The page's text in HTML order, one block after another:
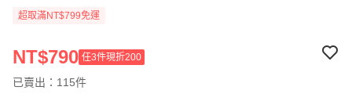
超取滿NT$799免運
NT$790 任3件現折200
已賣出：115件